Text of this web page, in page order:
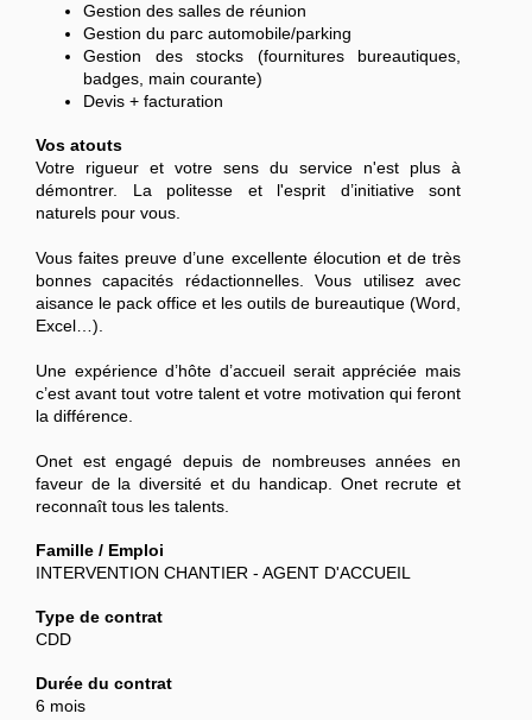
Gestion des salles de réunion
Gestion du parc automobile/parking
Gestion des stocks (fournitures bureautiques,
badges, main courante)
Devis + facturation
Vos atouts
Votre rigueur et votre sens du service n'est plus à
démontrer. La politesse et l'esprit d’initiative sont
naturels pour vous.
Vous faites preuve d’une excellente élocution et de très
bonnes capacités rédactionnelles. Vous utilisez avec
aisance le pack office et les outils de bureautique (Word,
Excel…).
Une expérience d’hôte d’accueil serait appréciée mais
c’est avant tout votre talent et votre motivation qui feront
la différence.
Onet est engagé depuis de nombreuses années en
faveur de la diversité et du handicap. Onet recrute et
reconnaît tous les talents.
Famille / Emploi
INTERVENTION CHANTIER - AGENT D'ACCUEIL
Type de contrat
CDD
Durée du contrat
6 mois